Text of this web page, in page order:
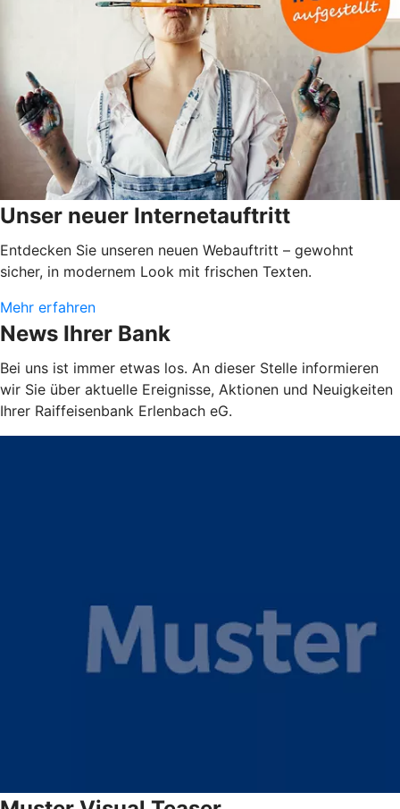
Unser neuer Internetauftritt
Entdecken Sie unseren neuen Webauftritt – gewohnt
sicher, in modernem Look mit frischen Texten.
Mehr erfahren
News Ihrer Bank
Bei uns ist immer etwas los. An dieser Stelle informieren
wir Sie über aktuelle Ereignisse, Aktionen und Neuigkeiten
Ihrer Raiffeisenbank Erlenbach eG.